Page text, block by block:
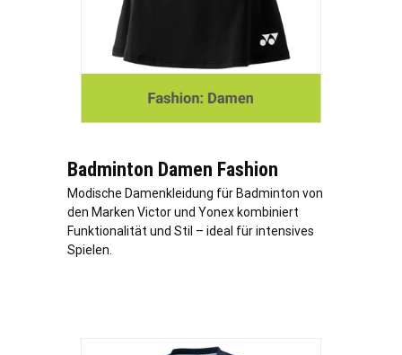
Badminton Damen Fashion
Modische Damenkleidung für Badminton von
den Marken Victor und Yonex kombiniert
Funktionalität und Stil – ideal für intensives
Spielen.